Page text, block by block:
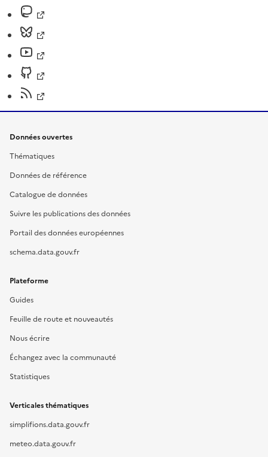
Données ouvertes
Thématiques
Données de référence
Catalogue de données
Suivre les publications des données
Portail des données européennes
schema.data.gouv.fr
Plateforme
Guides
Feuille de route et nouveautés
Nous écrire
Échangez avec la communauté
Statistiques
Verticales thématiques
simplifions.data.gouv.fr
meteo.data.gouv.fr